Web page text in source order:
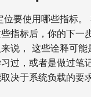
位要使用哪些指标
指标后，你的下一
说， 这些诠释可能
过，或者是做过笔
决于系统负载的要